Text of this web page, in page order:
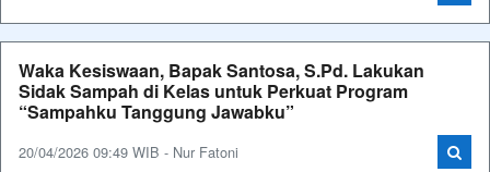
Waka Kesiswaan, Bapak Santosa, S.Pd. Lakukan
Sidak Sampah di Kelas untuk Perkuat Program
“Sampahku Tanggung Jawabku”
20/04/2026 09:49 WIB - Nur Fatoni